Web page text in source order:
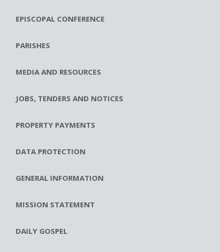
EPISCOPAL CONFERENCE
PARISHES
MEDIA AND RESOURCES
JOBS, TENDERS AND NOTICES
PROPERTY PAYMENTS
DATA PROTECTION
GENERAL INFORMATION
MISSION STATEMENT
DAILY GOSPEL